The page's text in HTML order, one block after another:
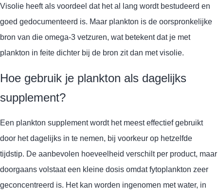
Visolie heeft als voordeel dat het al lang wordt bestudeerd en
goed gedocumenteerd is. Maar plankton is de oorspronkelijke
bron van die omega-3 vetzuren, wat betekent dat je met
plankton in feite dichter bij de bron zit dan met visolie.
Hoe gebruik je plankton als dagelijks
supplement?
Een plankton supplement wordt het meest effectief gebruikt
door het dagelijks in te nemen, bij voorkeur op hetzelfde
tijdstip. De aanbevolen hoeveelheid verschilt per product, maar
doorgaans volstaat een kleine dosis omdat fytoplankton zeer
geconcentreerd is. Het kan worden ingenomen met water, in